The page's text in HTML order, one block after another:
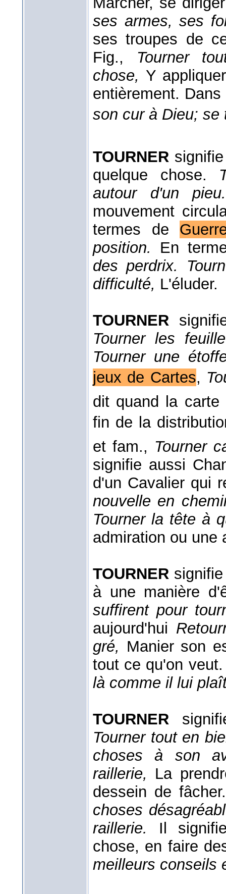
ses armes, ses
ses troupes de
Fig., Tourner
chose, Y
entièrement.
son cur à Dieu; se
TOURNER
quelque chose.
autour d'un
mouvement
termes de
position. En
des perdrix.
difficulté, L'éluder.
TOURNER
Tourner les
Tourner une
jeux de Cartes,
dit quand la carte
fin de la
et fam., Tourner
signifie aussi
d'un Cavalier qui
nouvelle en
Tourner la tête à
admiration ou une
TOURNER
à une manière
suffirent pour
aujourd'hui
gré, Manier son
tout ce qu'on
là comme il lui
TOURNER
Tourner tout en
choses à son
raillerie, La
dessein de
choses
raillerie. Il
chose, en faire
meilleurs conseils